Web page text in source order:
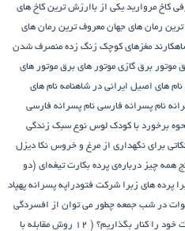
کاخ مروارید یکی از باارزش ترین کاخ های
رمان های جهان معروف ترین رمان های
مغزهای کوچک زنگ زده منصرف شدن
موتور برق گازی موتور های برق موتور های
نام های اصیل ایرانی در شاهنامه نام های
نام پسرانه فارسی نام پسرانه فارسی
برخورد با کودک لوس نوع سبک زندگی
برای نگهداری از مرغ و خروس نکا دیزل
همه چیز درباره‌ی پرده بکارت تیغه‌ای (دو
پرده های زبرا شرکت فتودراپه پسرانه پهپاد
در شب جمعه چطور می توان از افسردگی
چگونه خجالت خود را کنار بگذاریم؟ ( 12 روش مقابله با